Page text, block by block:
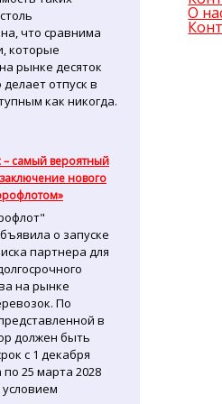
О
что сравнима
которые
рынке десяток
отпуск в
как никогда.
самый вероятный
нового
о запуске
партнера для
на рынке
По
в
должен быть
с 1 декабря
25 марта 2028